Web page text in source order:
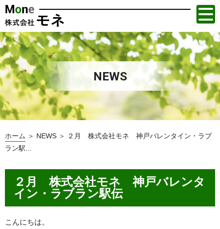
NEWS
ホーム ＞ NEWS ＞ ２月 株式会社モネ 神戸バレンタイン・ラブ
ラン駅...
２月 株式会社モネ 神戸バレンタ
イン・ラブラン駅伝
こんにちは。